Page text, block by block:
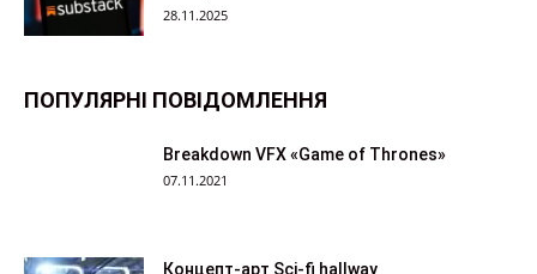
28.11.2025
ПОПУЛЯРНІ ПОВІДОМЛЕННЯ
Breakdown VFX «Game of Thrones»
07.11.2021
Концепт-арт Sci-fi hallway